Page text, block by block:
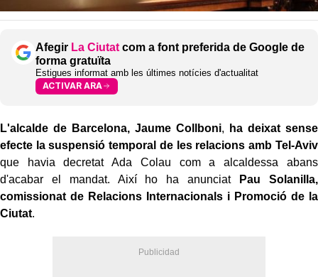
Afegir La Ciutat com a font preferida de Google de
forma gratuïta
Estigues informat amb les últimes notícies d'actualitat
ACTIVAR ARA
L'alcalde de Barcelona, Jaume Collboni, ha deixat sense
efecte la suspensió temporal de les relacions amb Tel-Aviv
que havia decretat Ada Colau com a alcaldessa abans
d'acabar el mandat. Així ho ha anunciat
Pau Solanilla,
comissionat de Relacions Internacionals i Promoció de la
Ciutat.